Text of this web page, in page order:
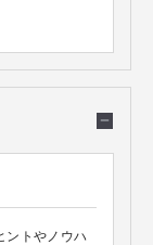
ントやノウハ